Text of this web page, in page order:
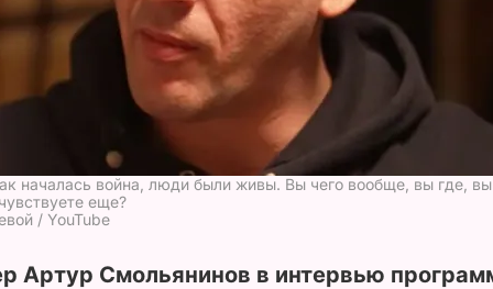
началась война, люди были живы. Вы чего вообще, вы где,
еще?
/ YouTube
Артур Смольянинов в интервью